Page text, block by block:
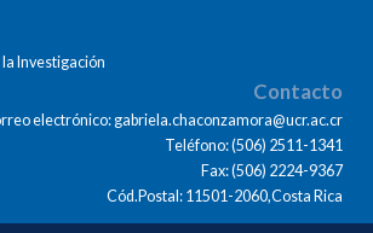
Investigación
Contacto
electrónico: gabriela.chaconzamora@ucr.ac.cr
Teléfono: (506) 2511-1341
Fax: (506) 2224-9367
Cód.Postal: 11501-2060,Costa Rica